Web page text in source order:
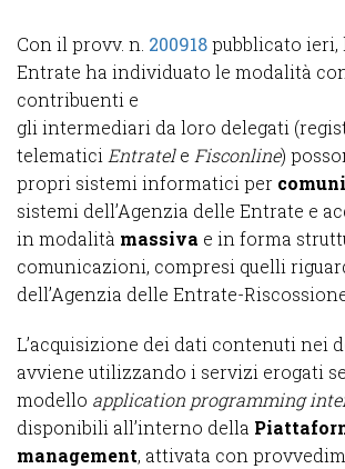
Con il provv. n. 200918pubblicato ieri,
Entrate ha individuato le modalità
contribuenti e
gli intermediari da loro delegati
telematici Entratele Fisconline)
propri sistemi informatici per
sistemi dell’Agenzia delle Entrate e
in modalità massiva e in forma
comunicazioni, compresi quelli
dell’Agenzia delle Entrate-
L’acquisizione dei dati contenuti nei
avviene utilizzando i servizi erogati
modello application programming
disponibili all’interno della
management, attivata con